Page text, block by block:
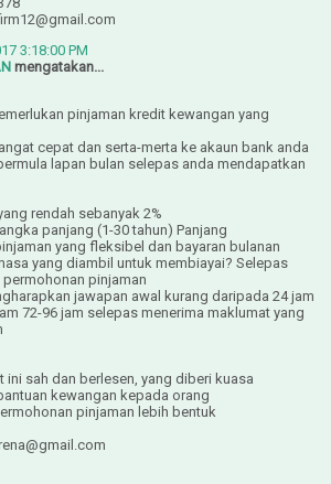
3:18:00 PM
mengatakan...
pinjaman kredit kewangan yang
cepat dan serta-merta ke akaun bank anda
lapan bulan selepas anda mendapatkan
rendah sebanyak 2%
panjang (1-30 tahun) Panjang
yang fleksibel dan bayaran bulanan
yang diambil untuk membiayai? Selepas
pinjaman
jawapan awal kurang daripada 24 jam
72-96 jam selepas menerima maklumat yang
ini sah dan berlesen, yang diberi kuasa
kewangan kepada orang
pinjaman lebih bentuk